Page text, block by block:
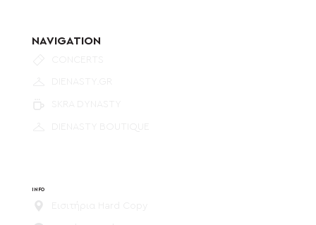
NAVIGATION
INFO